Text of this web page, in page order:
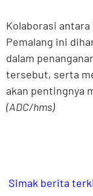
Kolaborasi antara
Pemalang ini
dalam
tersebut, serta
akan pentingnya
(ADC/hms)
Simak berita